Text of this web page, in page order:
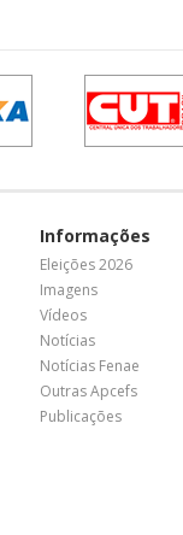
Informações
Eleições 2026
Imagens
Vídeos
Notícias
Notícias Fenae
Outras Apcefs
Publicações